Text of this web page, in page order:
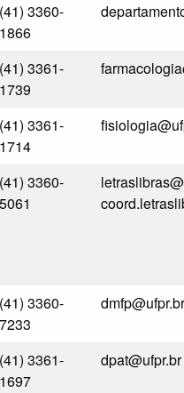
(41) 3360-
1866
(41) 3361-
1739
(41) 3361-
1714
(41) 3360-
5061
(41) 3360-
7233
dmfp@ufpr.br
(41) 3361-
1697
dpat@ufpr.br